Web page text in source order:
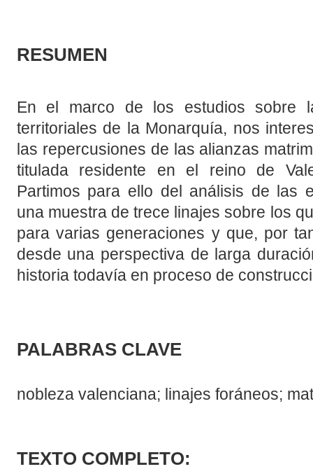
RESUMEN
En el marco de los estudios sobre
territoriales de la Monarquía, nos
las repercusiones de las alianzas
titulada residente en el reino de
Partimos para ello del análisis de las
una muestra de trece linajes sobre los
para varias generaciones y que, por
desde una perspectiva de larga
historia todavía en proceso de
PALABRAS CLAVE
nobleza valenciana; linajes foráneos;
TEXTO COMPLETO: